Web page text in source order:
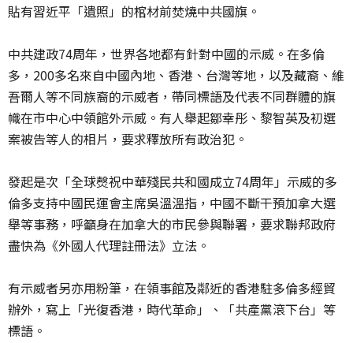
貼有習近平「遺照」的棺材前焚燒中共國旗。
中共建政74周年，世界各地都有針對中國的示威。在多倫
多，200多名來自中國內地、香港、台灣等地，以及藏裔、維
吾爾人等不同族裔的示威者，帶同標語及代表不同群體的旗
幟在市中心中領館外示威。有人舉起鄒幸彤、黎智英及初選
案被告等人的相片，要求釋放所有政治犯。
發起是次「全球㷫祝中華殘民共和國成立74周年」示威的多
倫多支持中國民運會主席吳溫溫指，中國不斷干預加拿大選
舉等事務，呼籲身在加拿大的市民參與聯署，要求聯邦政府
盡快為《外國人代理註冊法》立法。
有示威者另亦用粉筆，在領事館及鄰近的香港駐多倫多經貿
辦外，寫上「光復香港，時代革命」、「共產黨滾下台」等
標語。